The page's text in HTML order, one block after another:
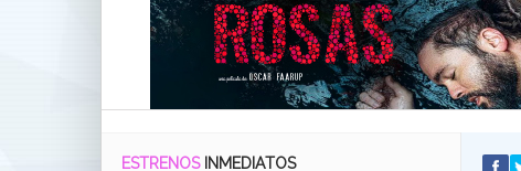
ESTRENOS INMEDIATOS